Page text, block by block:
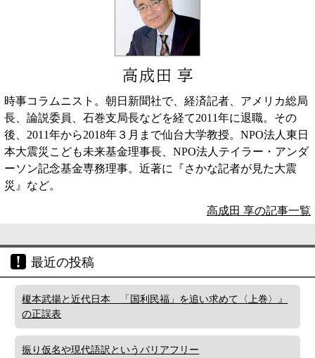
高成田 享
時事コラムニスト。朝日新聞社で、経済記者、アメリカ総局
長、論説委員、石巻支局長などを経て2011年に退職。その
後、2011年から2018年３月まで仙台大学教授。NPO法人東日
本大震災こども未来基金理事長、NPO法人テイラー・アンダ
ーソン記念基金専務理事。近著に『さかな記者が見た大震
災』など。
高成田 享の記事一覧
最近の投稿
榎本武揚と近代日本 「国利民福」を追い求めて〈上巻〉』
の正誤表
振り仮名や現代語訳というバリアフリー